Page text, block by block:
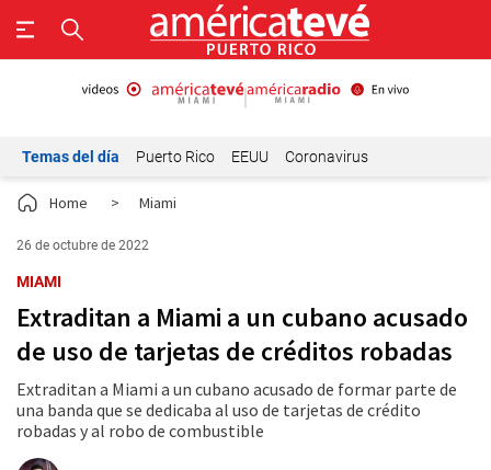
Temas del día Puerto Rico EEUU Coronavirus
Home > Miami
26 de octubre de 2022
MIAMI
Extraditan a Miami a un cubano acusado
de uso de tarjetas de créditos robadas
Extraditan a Miami a un cubano acusado de formar parte de
una banda que se dedicaba al uso de tarjetas de crédito
robadas y al robo de combustible